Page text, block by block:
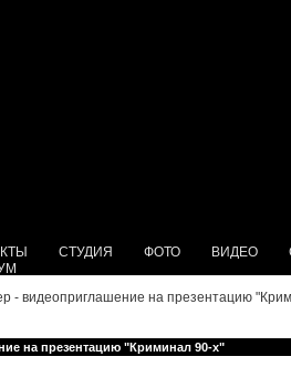
СТУДИЯ ФОТО ВИДЕО
- видеоприглашение на презентацию
на презентацию "Криминал 90-х"